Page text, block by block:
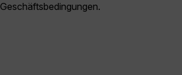
Geschäftsbedingungen.